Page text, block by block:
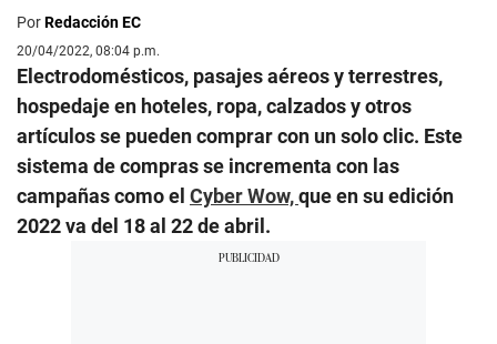
PorRedacción EC
20/04/2022, 08:04 p.m.
Electrodomésticos, pasajes aéreos y terrestres,
hospedaje en hoteles, ropa, calzados y otros
artículos se pueden comprar con un solo clic. Este
sistema de compras se incrementa con las
campañas como el Cyber Wow,que en su edición
2022 va del 18 al 22 de abril.